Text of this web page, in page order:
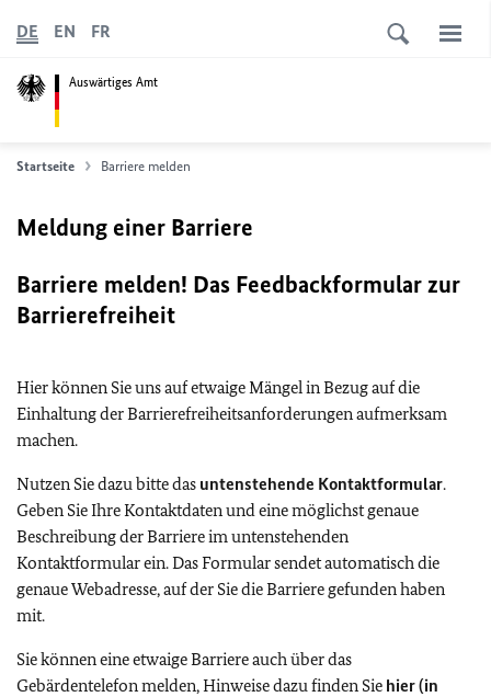
Auswärtiges Amt
DE EN FR
Startseite Barriere melden
Meldung einer Barriere
Barriere melden! Das Feedbackformular zur
Barrierefreiheit
Hier können Sie uns auf etwaige Mängel in Bezug auf die
Einhaltung der Barrierefreiheitsanforderungen aufmerksam
machen.
Nutzen Sie dazu bitte das untenstehende Kontaktformular.
Geben Sie Ihre Kontaktdaten und eine möglichst genaue
Beschreibung der Barriere im untenstehenden
Kontaktformular ein. Das Formular sendet automatisch die
genaue Webadresse, auf der Sie die Barriere gefunden haben
mit.
Sie können eine etwaige Barriere auch über das
Gebärdentelefon melden, Hinweise dazu finden Sie hier (in